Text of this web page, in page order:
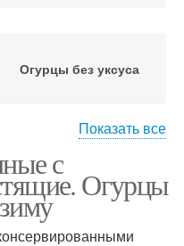
Огурцы без уксуса
Огурцы с ягодами
Показать все
с
Огурцы